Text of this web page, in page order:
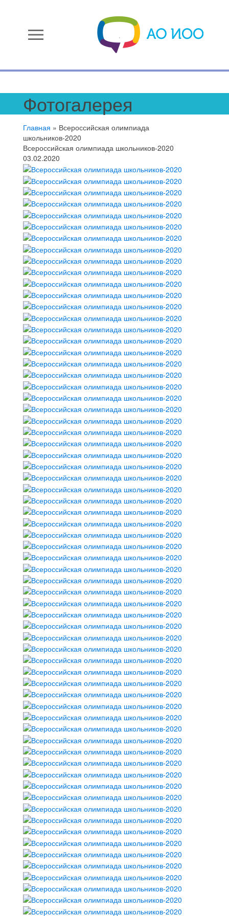
menu
Фотогалерея
Главная » Всероссийская олимпиада
школьников-2020
Всероссийская олимпиада школьников-2020
03.02.2020